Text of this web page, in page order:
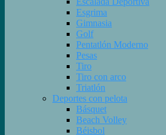
Esgrima
Gimnasia
Golf
Pentatlón Moderno
Pesas
Tiro
Tiro con arco
Triatlón
Deportes con pelota
Básquet
Beach Volley
Béisbol